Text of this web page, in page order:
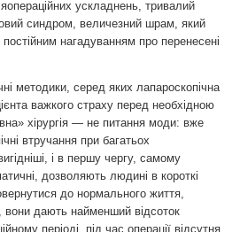
ускладнень, тривалий
синдром, величезний шрам, який
нагадуванням про перенесені
методики, серед яких лапароскопічна
важкого страху перед необхідною
хірургія — не питання моди: вже
втручання при багатьох
і в першу чергу, самому
дозволяють людині в короткі
до нормального життя,
вони дають найменший відсоток
періоді, під час операції відсутня